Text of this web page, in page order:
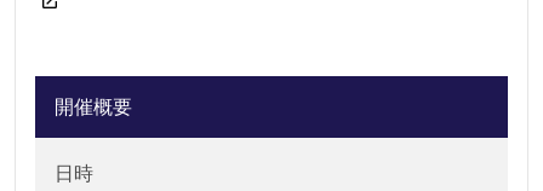
開催概要
日時